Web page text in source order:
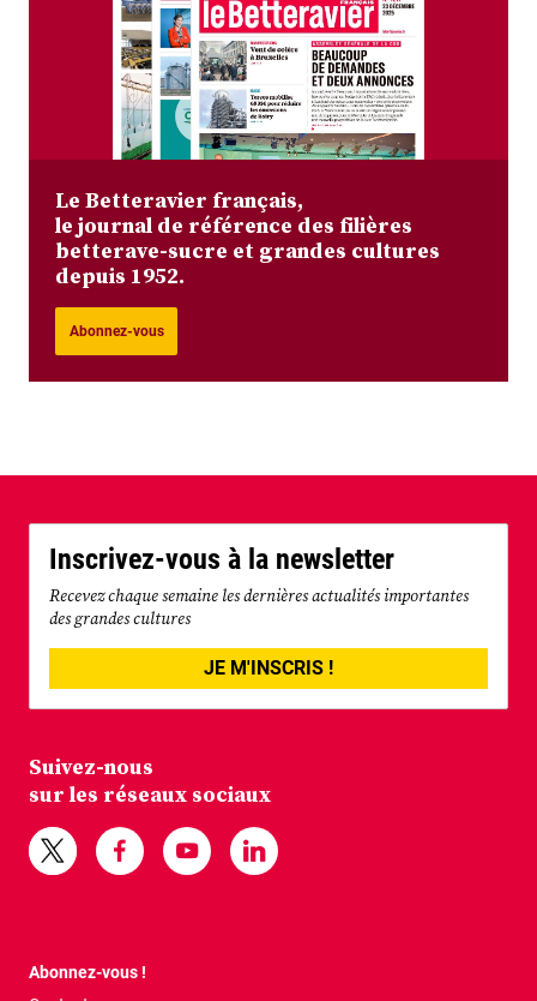
Le Betteravier français,
le journal de référence des filières
betterave-sucre et grandes cultures
depuis 1952.
Abonnez-vous
Inscrivez-vous à la newsletter
Recevez chaque semaine les dernières actualités importantes
des grandes cultures
JE M'INSCRIS !
Suivez-nous
sur les réseaux sociaux
Abonnez-vous !